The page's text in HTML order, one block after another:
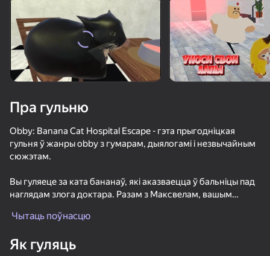
Павярніце прыладу
Гульня працуе толькі ў гарызантальнай
арыентацыі
Больница для животных: 99 ночей с Аномалиями!
Пра гульню
Obby: Banana Cat Hospital Escape - гэта прыгодніцкая
гульня ў жанры obby з гумарам, дыялогамі і незвычайным
сюжэтам.
Вы гуляеце за ката бананаў, які аказваецца ў бальніцы пад
наглядам злога доктара. Разам з Максвелам, вашым
Исследуйте Дасьледуйце палату і бальніцу
Чытаць поўнасцю
Як гуляць